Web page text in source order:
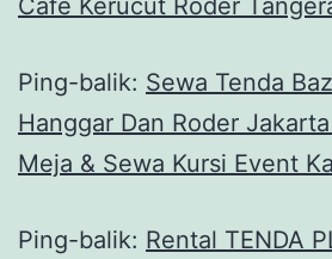
Cafe Kerucut Roder
Ping-balik: Sewa Tenda
Hanggar Dan Roder
Meja & Sewa Kursi Event
Ping-balik: Rental TENDA